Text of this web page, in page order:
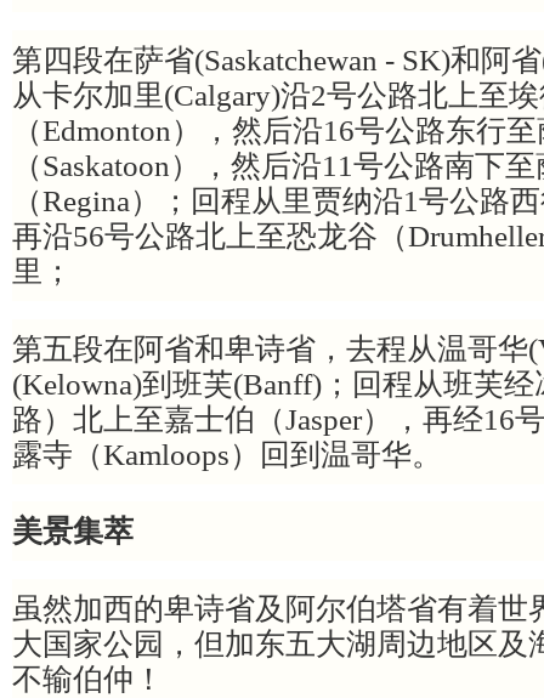
第四段在萨省(Saskatchewan - SK)和阿
从卡尔加里(Calgary)沿2号公路北上至
（Edmonton），然后沿16号公路东行
（Saskatoon），然后沿11号公路南下
（Regina）；回程从里贾纳沿1号公路
再沿56号公路北上至恐龙谷（
里；
第五段在阿省和卑诗省，去程从温哥华
(Kelowna)到班芙(Banff)；回程从班芙
路）北上至嘉士伯（Jasper），再经16
露寺（Kamloops）回到温哥华。
美景集萃
虽然加西的卑诗省及阿尔伯塔省有着世
大国家公园，但加东五大湖周边地区及
不输伯仲！